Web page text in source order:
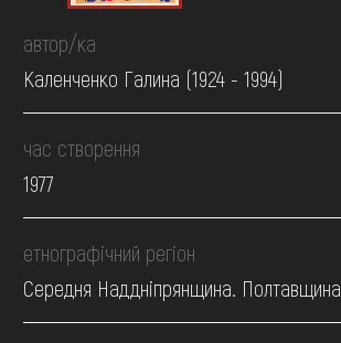
автор/ка
Каленченко Галина (1924 - 1994)
час створення
1977
етнографічний регіон
Середня Наддніпрянщина. Полтавщина